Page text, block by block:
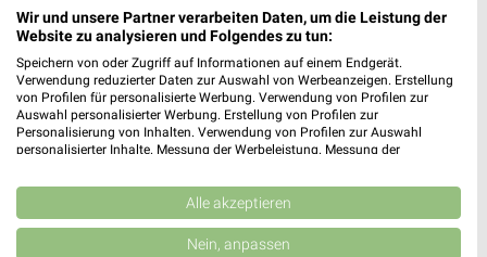
toom Baumarkt XXXLutz
Wir und unsere Partner verarbeiten Daten, um die Leistung der
Website zu analysieren und Folgendes zu tun:
Speichern von oder Zugriff auf Informationen auf einem Endgerät.
Verwendung reduzierter Daten zur Auswahl von Werbeanzeigen. Erstellung
von Profilen für personalisierte Werbung. Verwendung von Profilen zur
Auswahl personalisierter Werbung. Erstellung von Profilen zur
Personalisierung von Inhalten. Verwendung von Profilen zur Auswahl
personalisierter Inhalte. Messung der Werbeleistung. Messung der
Kombinationen von Daten aus verschiedenen Quellen. Entwicklung und
Verbesserung der Angebote. Verwendung reduzierter Daten zur Auswahl
von Inhalten.
Daten können außerhalb der Europäischen Union weitergegeben und in die
Alle akzeptieren
Nein, anpassen